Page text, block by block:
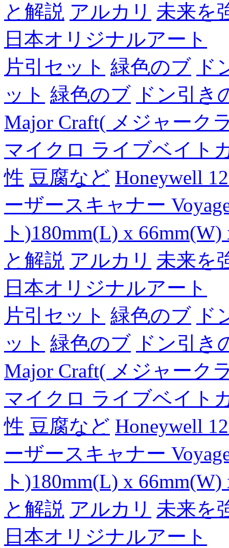
と解説 アルカリ 未来を
日本オリジナルアート
片引セット 緑色のブ ド
ット 緑色のブ ドン引き
Major Craft( メジャーク
マイクロ ライブベイト
性 豆腐など Honeywell
ーザースキャナー
ト)180mm(L) x
と解説 アルカリ 未来を
日本オリジナルアート
片引セット 緑色のブ ド
ット 緑色のブ ドン引き
Major Craft( メジャーク
マイクロ ライブベイト
性 豆腐など Honeywell
ーザースキャナー
ト)180mm(L) x
と解説 アルカリ 未来を
日本オリジナルアート